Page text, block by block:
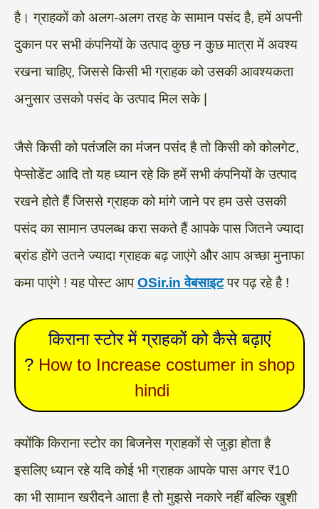
है। ग्राहकों को अलग-अलग तरह के सामान पसंद है, हमें अपनी
दुकान पर सभी कंपनियों के उत्पाद कुछ न कुछ मात्रा में अवश्य
रखना चाहिए, जिससे किसी भी ग्राहक को उसकी आवश्यकता
अनुसार उसको पसंद के उत्पाद मिल सके |
जैसे किसी को पतंजलि का मंजन पसंद है तो किसी को कोलगेट,
पेप्सोडेंट आदि तो यह ध्यान रहे कि हमें सभी कंपनियों के उत्पाद
रखने होते हैं जिससे ग्राहक को मांगे जाने पर हम उसे उसकी
पसंद का सामान उपलब्ध करा सकते हैं आपके पास जितने ज्यादा
ब्रांड होंगे उतने ज्यादा ग्राहक बढ़ जाएंगे और आप अच्छा मुनाफा
कमा पाएंगे ! यह पोस्ट आपOSir.in वेबसाइट पर पढ़ रहे है !
किराना स्टोर में ग्राहकों को कैसे बढ़ाएं
? How to Increase costumer in shop
hindi
क्योंकि किराना स्टोर का बिजनेस ग्राहकों से जुड़ा होता है
इसलिए ध्यान रहे यदि कोई भी ग्राहक आपके पास अगर ₹10
का भी सामान खरीदने आता है तो मुझसे नकारे नहीं बल्कि खुशी